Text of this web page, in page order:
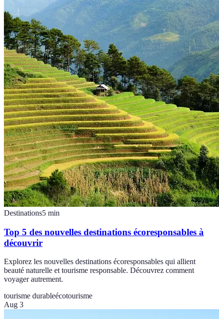
Destinations5 min
Top 5 des nouvelles destinations écoresponsables à
découvrir
Explorez les nouvelles destinations écoresponsables qui allient
beauté naturelle et tourisme responsable. Découvrez comment
voyager autrement.
tourisme durableécotourisme
Aug 3